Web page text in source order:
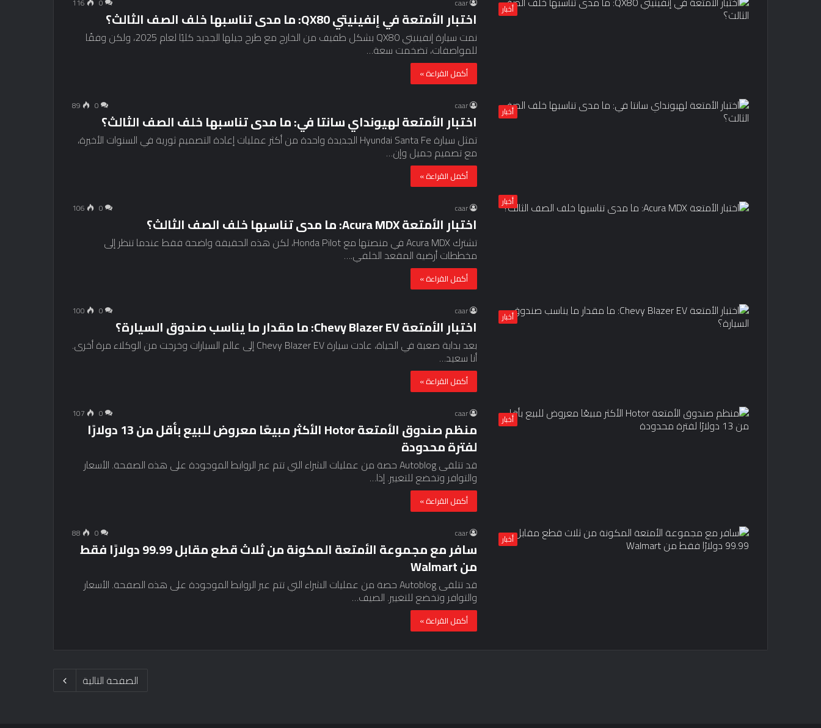
أخبار اختبار الأمتعة في إنفينيتي QX80: ما مدى تناسبها خلف الصف الثالث؟
نمت سيارة إنفينيتي QX80 بشكل طفيف من الخارج مع طرح جيلها الجديد كليًا لعام 2025، ولكن وفقًا
للمواصفات، تضخمت سعة…
أكمل القراءة »
أخبار caar
0
89
اختبار الأمتعة لهيونداي سانتا في: ما مدى تناسبها خلف الصف الثالث؟
تمثل سيارة Hyundai Santa Fe الجديدة واحدة من أكثر عمليات إعادة التصميم ثورية في السنوات الأخيرة،
مع تصميم جميل وإن…
أكمل القراءة »
أخبار caar
0
106
اختبار الأمتعة Acura MDX: ما مدى تناسبها خلف الصف الثالث؟
تشترك Acura MDX في منصتها مع Honda Pilot، لكن هذه الحقيقة واضحة فقط عندما تنظر إلى
مخططات أرضية المقعد الخلفي.…
أكمل القراءة »
أخبار caar
0
100
اختبار الأمتعة Chevy Blazer EV: ما مقدار ما يناسب صندوق السيارة؟
بعد بداية صعبة في الحياة، عادت سيارة Chevy Blazer EV إلى عالم السيارات وخرجت من الوكلاء مرة أخرى.
أنا سعيد…
أكمل القراءة »
أخبار caar
0
107
منظم صندوق الأمتعة Hotor الأكثر مبيعًا معروض للبيع بأقل من 13 دولارًا
لفترة محدودة
قد تتلقى Autoblog حصة من عمليات الشراء التي تتم عبر الروابط الموجودة على هذه الصفحة. الأسعار
والتوافر وتخضع للتغيير. إذا…
أكمل القراءة »
أخبار caar
0
88
سافر مع مجموعة الأمتعة المكونة من ثلاث قطع مقابل 99.99 دولارًا فقط
من Walmart
قد تتلقى Autoblog حصة من عمليات الشراء التي تتم عبر الروابط الموجودة على هذه الصفحة. الأسعار
والتوافر وتخضع للتغيير. الصيف…
أكمل القراءة »
الصفحة التالية